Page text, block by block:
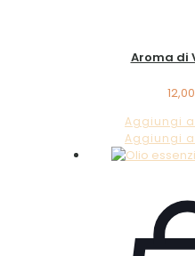
Aroma di
12,00
Aggiungi
Aggiungi